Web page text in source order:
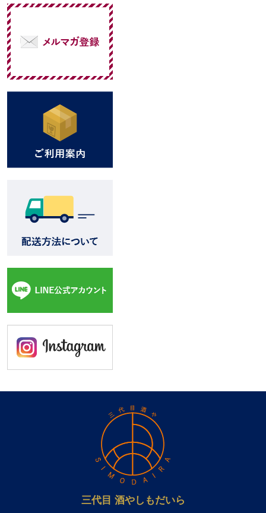
三代目 酒やしもだいら